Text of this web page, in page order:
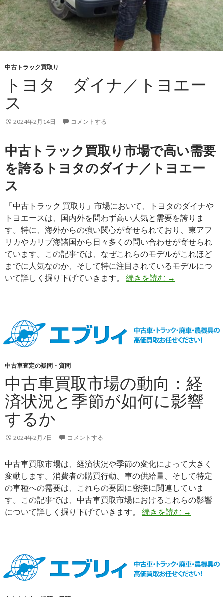
ロ
ー
ド
中古トラック買取り
トヨタ ダイナ／トヨエー
ス
2024年2月14日 コメントする
中古トラック買取り市場で高い需要
を誇るトヨタのダイナ／トヨエー
ス
「中古トラック 買取り」市場において、トヨタのダイナや
トヨエースは、国内外を問わず高い人気と需要を誇りま
す。特に、海外からの強い関心が寄せられており、東アフ
リカやカリブ海諸国から日々多くの問い合わせが寄せられ
ています。この記事では、なぜこれらのモデルがこれほど
までに人気なのか、そして特に注目されているモデルにつ
いて詳しく掘り下げていきます。 続きを読む ト
イ
ナ
ー
ス
→
中古車査定の疑問・質問
中古車買取市場の動向：経
済状況と季節が如何に影響
するか
2024年2月7日 コメントする
中古車買取市場は、経済状況や季節の変化によって大きく
変動します。消費者の購買行動、車の供給量、そして特定
の車種への需要は、これらの要因に密接に関連していま
す。この記事では、中古車買取市場におけるこれらの影響
について詳しく掘り下げていきます。 続きを読む
中
取
市
→